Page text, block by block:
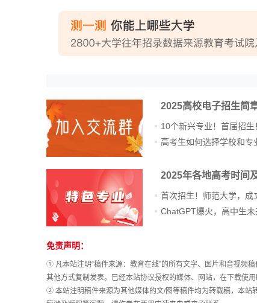
高考真题
2025高校电子招生简
10个新兴专业！首届招生
高考生如何选择学校和专
2025年各地高考时间
首次招生！师范大学，成
免责声明：
① 凡本站注明“稿件来源：教育在线”的所有文字、图片和音视频
其他方式复制发表。已经本站协议授权的媒体、网站，在下载使
② 本站注明稿件来源为其他媒体的文/图等稿件均为转载稿，本站